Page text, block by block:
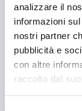
analizzare il
informazioni
nostri partner
pubblicità e
con altre
raccolto dal